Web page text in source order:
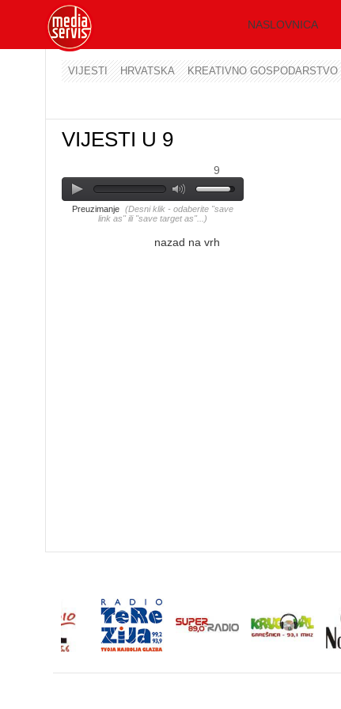
NASLOVNICA
VIJESTI HRVATSKA KREATIVNO GOSPODARSTVO
VIJESTI U 9
9
Preuzimanje (Desni klik - odaberite "save
link as" ili "save target as"...)
nazad na vrh